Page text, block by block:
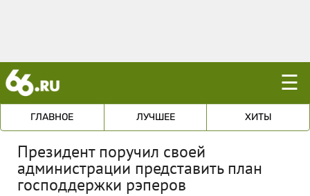
☰
ГЛАВНОЕ ЛУЧШЕЕ ХИТЫ
Президент поручил своей
администрации представить план
господдержки рэперов